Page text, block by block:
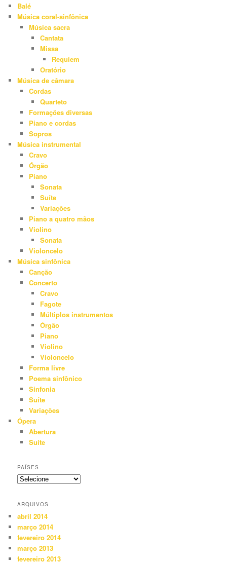
Balé
Música coral-sinfônica
Música sacra
Cantata
Missa
Requiem
Oratório
Música de câmara
Cordas
Quarteto
Formações diversas
Piano e cordas
Sopros
Música instrumental
Cravo
Órgão
Piano
Sonata
Suíte
Variações
Piano a quatro mãos
Violino
Sonata
Violoncelo
Música sinfônica
Canção
Concerto
Cravo
Fagote
Múltiplos instrumentos
Órgão
Piano
Violino
Violoncelo
Forma livre
Poema sinfônico
Sinfonia
Suíte
Variações
Ópera
Abertura
Suíte
PAÍSES
ARQUIVOS
abril 2014
março 2014
fevereiro 2014
março 2013
fevereiro 2013